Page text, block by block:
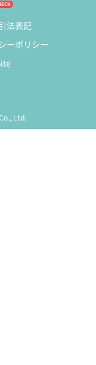
法表記
ーポリシー
Ltd.